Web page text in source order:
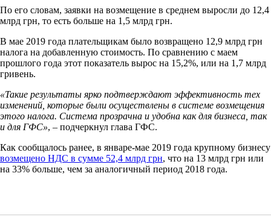
По его словам, заявки на возмещение в среднем выросли до 12,4
млрд грн, то есть больше на 1,5 млрд грн.
В мае 2019 года плательщикам было возвращено 12,9 млрд грн
налога на добавленную стоимость. По сравнению с маем
прошлого года этот показатель вырос на 15,2%, или на 1,7 млрд
гривень.
«Такие результаты ярко подтверждают эффективность тех
изменений, которые были осуществлены в системе возмещения
этого налога. Система прозрачна и удобна как для бизнеса, так
и для ГФС», – подчеркнул глава ГФС.
Как сообщалось ранее, в январе-мае 2019 года крупному бизнесу
возмещено НДС в сумме 52,4 млрд грн, что на 13 млрд грн или
на 33% больше, чем за аналогичный период 2018 года.